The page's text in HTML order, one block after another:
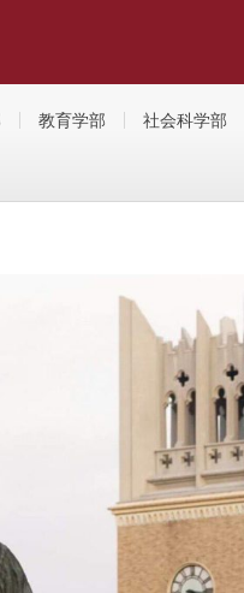
教育学部 社会科学部